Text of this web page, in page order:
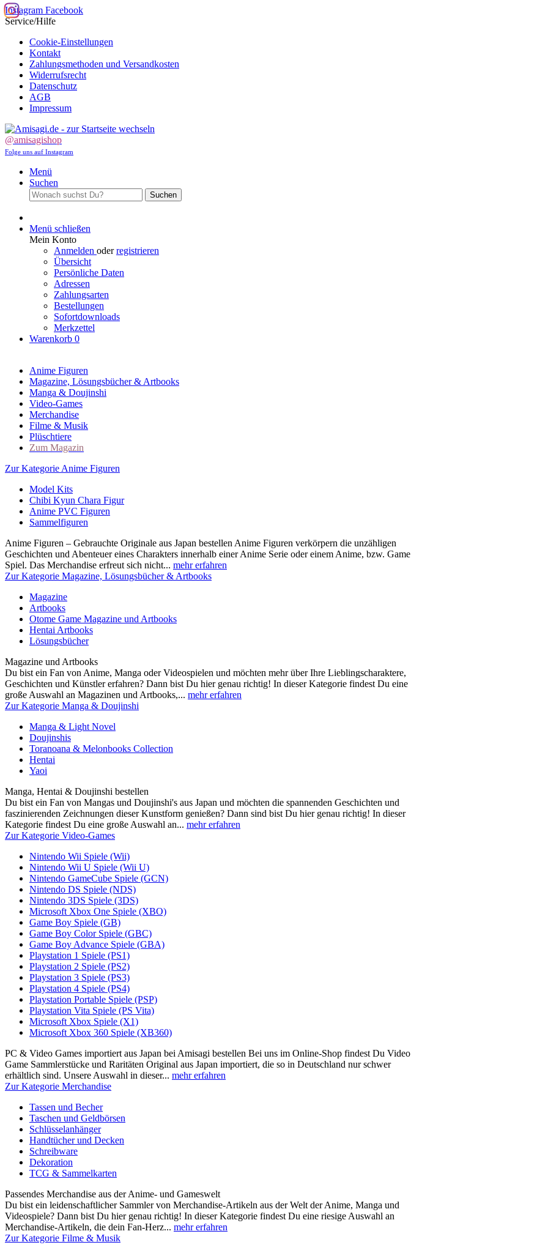
Instagram Facebook
Service/Hilfe
Cookie-Einstellungen
Kontakt
Zahlungsmethoden und Versandkosten
Widerrufsrecht
Datenschutz
AGB
Impressum
@amisagishop
Folge uns auf Instagram
Menü
Suchen
Suchen
Menü schließen
Mein Konto
Anmelden oderregistrieren
Übersicht
Persönliche Daten
Adressen
Zahlungsarten
Bestellungen
Sofortdownloads
Merkzettel
Warenkorb 0
Anime Figuren
Magazine, Lösungsbücher & Artbooks
Manga & Doujinshi
Video-Games
Merchandise
Filme & Musik
Plüschtiere
Zum Magazin
Zur Kategorie Anime Figuren
Model Kits
Chibi Kyun Chara Figur
Anime PVC Figuren
Sammelfiguren
Anime Figuren – Gebrauchte Originale aus Japan bestellen Anime Figuren verkörpern die unzähligen
Geschichten und Abenteuer eines Charakters innerhalb einer Anime Serie oder einem Anime, bzw. Game
Spiel. Das Merchandise erfreut sich nicht... mehr erfahren
Zur Kategorie Magazine, Lösungsbücher & Artbooks
Magazine
Artbooks
Otome Game Magazine und Artbooks
Hentai Artbooks
Lösungsbücher
Magazine und Artbooks
Du bist ein Fan von Anime, Manga oder Videospielen und möchten mehr über Ihre Lieblingscharaktere,
Geschichten und Künstler erfahren? Dann bist Du hier genau richtig! In dieser Kategorie findest Du eine
große Auswahl an Magazinen und Artbooks,... mehr erfahren
Zur Kategorie Manga & Doujinshi
Manga & Light Novel
Doujinshis
Toranoana & Melonbooks Collection
Hentai
Yaoi
Manga, Hentai & Doujinshi bestellen
Du bist ein Fan von Mangas und Doujinshi's aus Japan und möchten die spannenden Geschichten und
faszinierenden Zeichnungen dieser Kunstform genießen? Dann sind bist Du hier genau richtig! In dieser
Kategorie findest Du eine große Auswahl an... mehr erfahren
Zur Kategorie Video-Games
Nintendo Wii Spiele (Wii)
Nintendo Wii U Spiele (Wii U)
Nintendo GameCube Spiele (GCN)
Nintendo DS Spiele (NDS)
Nintendo 3DS Spiele (3DS)
Microsoft Xbox One Spiele (XBO)
Game Boy Spiele (GB)
Game Boy Color Spiele (GBC)
Game Boy Advance Spiele (GBA)
Playstation 1 Spiele (PS1)
Playstation 2 Spiele (PS2)
Playstation 3 Spiele (PS3)
Playstation 4 Spiele (PS4)
Playstation Portable Spiele (PSP)
Playstation Vita Spiele (PS Vita)
Microsoft Xbox Spiele (X1)
Microsoft Xbox 360 Spiele (XB360)
PC & Video Games importiert aus Japan bei Amisagi bestellen Bei uns im Online-Shop findest Du Video
Game Sammlerstücke und Raritäten Original aus Japan importiert, die so in Deutschland nur schwer
erhältlich sind. Unsere Auswahl in dieser... mehr erfahren
Zur Kategorie Merchandise
Tassen und Becher
Taschen und Geldbörsen
Schlüsselanhänger
Handtücher und Decken
Schreibware
Dekoration
TCG & Sammelkarten
Passendes Merchandise aus der Anime- und Gameswelt
Du bist ein leidenschaftlicher Sammler von Merchandise-Artikeln aus der Welt der Anime, Manga und
Videospiele? Dann bist Du hier genau richtig! In dieser Kategorie findest Du eine riesige Auswahl an
Merchandise-Artikeln, die dein Fan-Herz... mehr erfahren
Zur Kategorie Filme & Musik